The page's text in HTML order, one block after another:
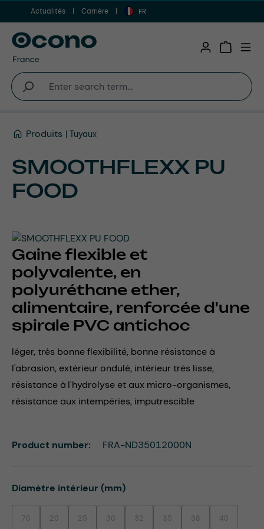
Aller au contenu principal
Actualités Carrière FR
Produits Tuyaux
SMOOTHFLEXX PU
FOOD
Gaine flexible et
polyvalente, en
polyuréthane ether,
alimentaire, renforcée d'une
spirale PVC antichoc
léger, très bonne flexibilité, bonne résistance à
l'abrasion, extérieur ondulé, intérieur très lisse,
résistance à l'hydrolyse et aux micro-organismes,
résistance aux intempéries, imputrescible
Select
Diamètre intérieur (mm)
70(This option is currently unavailable.)
20(This option is currently unavailable.)
25(This option is currently unavailable.)
30(This option is currently unavailable.)
32(This option is currently unavailable.)
35(This option is currently
38(This option is
40(This option
Product number: FRA-ND35012000N